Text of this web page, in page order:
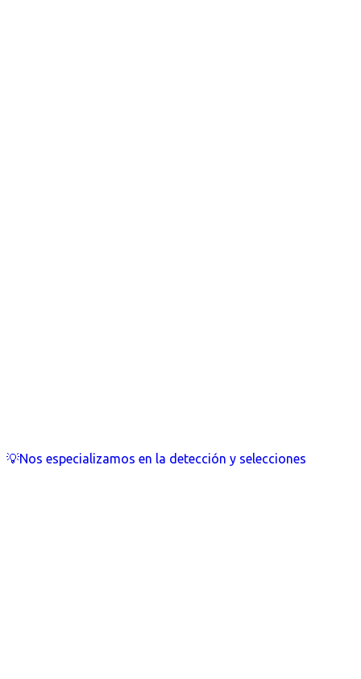
💡Nos especializamos en la detección y selecciones